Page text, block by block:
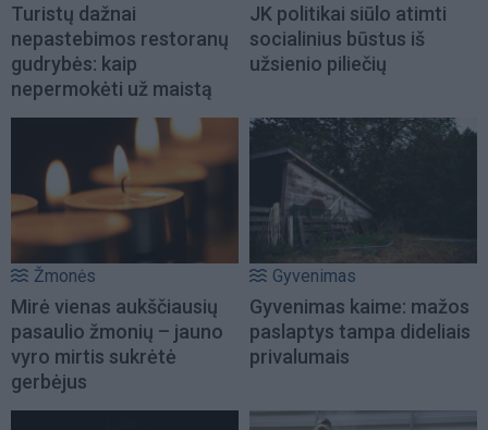
Turistų dažnai
nepastebimos restoranų
gudrybės: kaip
nepermokėti už maistą
JK politikai siūlo atimti
socialinius būstus iš
užsienio piliečių
Žmonės
Mirė vienas aukščiausių
pasaulio žmonių – jauno
vyro mirtis sukrėtė
gerbėjus
Gyvenimas
Gyvenimas kaime: mažos
paslaptys tampa dideliais
privalumais